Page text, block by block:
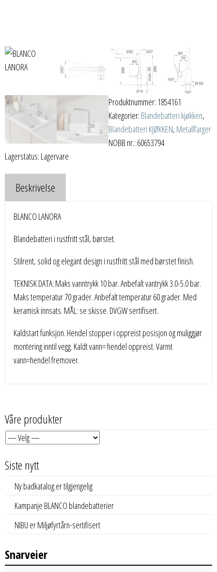
Produktnummer: 1854161
Kategorier: Blandebatteri kjøkken,
Blandebatteri KJØKKEN, Metallfarger
NOBB nr.: 60653794
Lagerstatus: Lagervare
Beskrivelse
BLANCO LANORA
Blandebatteri i rustfritt stål, børstet.
Stilrent, solid og elegant design i rustfritt stål med børstet finish.
TEKNISK DATA: Maks vanntrykk 10 bar. Anbefalt vantrykk 3.0-5.0 bar.
Maks temperatur 70 grader. Anbefalt temperatur 60 grader. Med
keramisk innsats. MÅL: se skisse. DVGW sertifisert.
Kaldstart funksjon. Hendel stopper i oppreist posisjon og muliggjør
montering inntil vegg. Kaldt vann= hendel oppreist. Varmt
vann=hendel fremover.
Våre produkter
Siste nytt
Ny badkatalog er tilgjengelig
Kampanje BLANCO blandebatterier
NIBU er Miljøfyrtårn-sertifisert
Snarveier